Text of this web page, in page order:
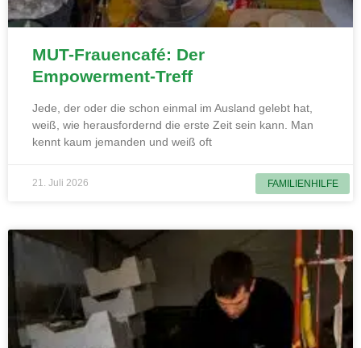
FAMILIENHILFE
MUT-Frauencafé: Der
Empowerment-Treff
Jede, der oder die schon einmal im Ausland gelebt hat,
weiß, wie herausfordernd die erste Zeit sein kann. Man
kennt kaum jemanden und weiß oft
21. Juli 2026